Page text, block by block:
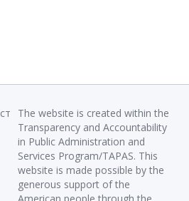
The website is created within the
Transparency and Accountability
in Public Administration and
Services Program/TAPAS. This
website is made possible by the
generous support of the